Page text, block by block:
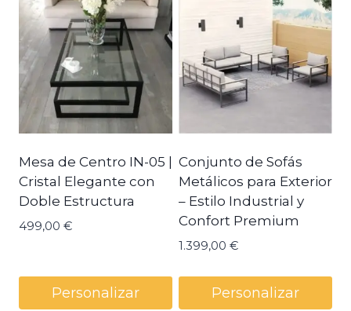
Mesa de Centro IN-05 |
Cristal Elegante con
Doble Estructura
499,00 €
Personalizar
Conjunto de Sofás
Metálicos para Exterior
– Estilo Industrial y
Confort Premium
1.399,00 €
Personalizar